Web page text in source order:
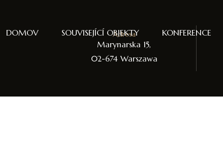
DOMOV SOUVISEJÍCÍ OBJEKTY KONFERENCE
Adresa
Marynarska 15,
02-674 Warszawa